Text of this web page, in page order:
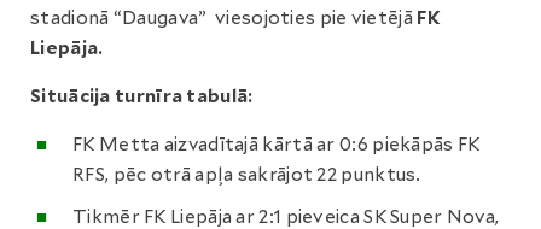
stadionā “Daugava” viesojoties pie vietējā FK
Liepāja.
Situācija turnīra tabulā:
FK Metta aizvadītajā kārtā ar 0:6 piekāpās FK
RFS, pēc otrā apļa sakrājot 22 punktus.
Tikmēr FK Liepāja ar 2:1 pieveica SK Super Nova,